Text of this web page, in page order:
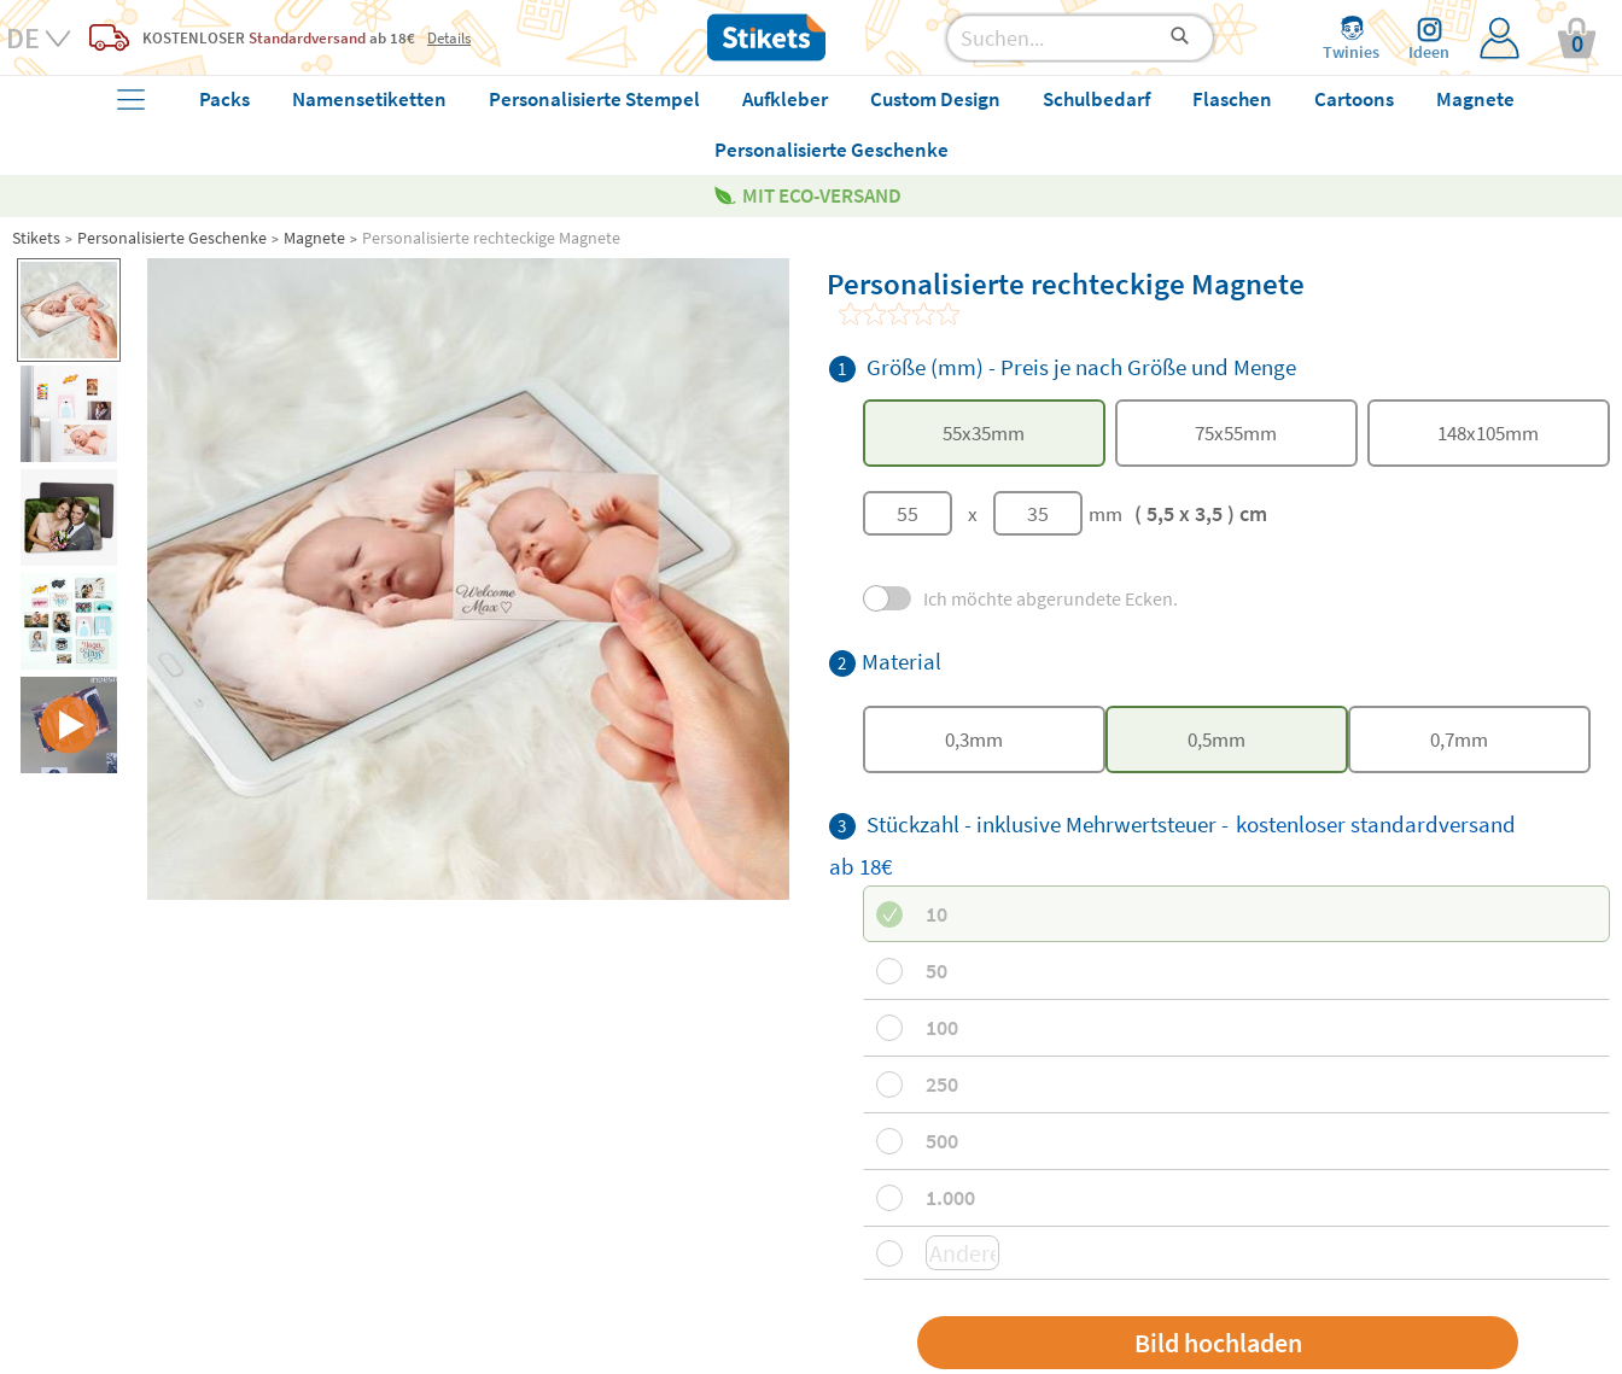
KOSTENLOSER Standardversandab 18€ Details
Twinies Ideen 0
Packs Namensetiketten Personalisierte Stempel Aufkleber Custom Design Schulbedarf Flaschen Cartoons
Magnete
Personalisierte Geschenke
MIT ECO-VERSAND
Stikets Personalisierte Geschenke Magnete Personalisierte rechteckige Magnete
Personalisierte rechteckige Magnete
1 Größe (mm) - Preis je nach Größe und Menge
55x35mm 75x55mm 148x105mm
x mm ( 5,5 x 3,5 ) cm
Ich möchte abgerundete Ecken.
2 Material
0,3mm 0,5mm 0,7mm
3 Stückzahl - inklusive Mehrwertsteuer - kostenloserstandardversand
ab 18€
10
50
100
250
500
1.000